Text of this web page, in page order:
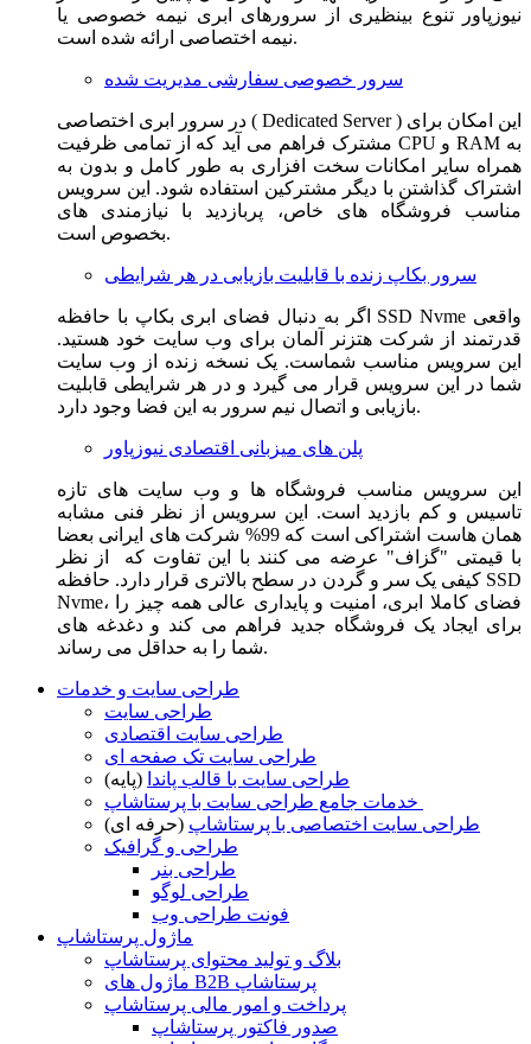
نیوزپاور تنوع بینظیری از سرورهای ابری نیمه خصوصی یا
نیمه اختصاصی ارائه شده است.
سرور خصوصی سفارشی مدیریت شده
در سرور ابری اختصاصی ( Dedicated Server ) این امکان برای
مشترک فراهم می آید که از تمامی ظرفیت CPU و RAM به
همراه سایر امکانات سخت افزاری به طور کامل و بدون به
اشتراک گذاشتن با دیگر مشترکین استفاده شود. این سرویس
مناسب فروشگاه های خاص، پربازدید با نیازمندی های
بخصوص است.
سرور بکاپ زنده با قابلیت بازیابی در هر شرایطی
اگر به دنبال فضای ابری بکاپ با حافظه SSD Nvme واقعی
قدرتمند از شرکت هتزنر آلمان برای وب سایت خود هستید.
این سرویس مناسب شماست. یک نسخه زنده از وب سایت
شما در این سرویس قرار می گیرد و در هر شرایطی قابلیت
بازیابی و اتصال نیم سرور به این فضا وجود دارد.
پلن های میزبانی اقتصادی نیوزپاور
این سرویس مناسب فروشگاه ها و وب سایت های تازه
تاسیس و کم بازدید است. این سرویس از نظر فنی مشابه
همان هاست اشتراکی است که 99% شرکت های ایرانی بعضا
با قیمتی "گزاف" عرضه می کنند با این تفاوت که از نظر
کیفی یک سر و گردن در سطح بالاتری قرار دارد. حافظه SSD
Nvme، فضای کاملا ابری، امنیت و پایداری عالی همه چیز را
برای ایجاد یک فروشگاه جدید فراهم می کند و دغدغه های
شما را به حداقل می رساند.
طراحی سایت و خدمات
طراحی سایت
طراحی سایت اقتصادی
طراحی سایت تک صفحه ای
طراحی سایت با قالب پاندا (پایه)
طراحی سایت اختصاصی با پرستاشاپ (حرفه ای)
طراحی و گرافیک
طراحی بنر
طراحی لوگو
فونت طراحی وب
ماژول پرستاشاپ
بلاگ و تولید محتوای پرستاشاپ
ماژول های B2B پرستاشاپ
پرداخت و امور مالی پرستاشاپ
صدور فاکتور پرستاشاپ